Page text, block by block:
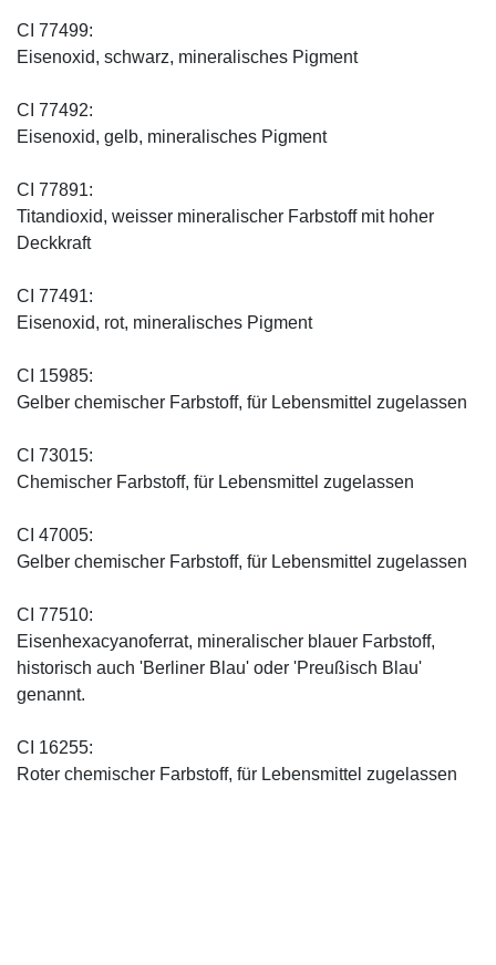
CI 77499:
Eisenoxid, schwarz, mineralisches Pigment
CI 77492:
Eisenoxid, gelb, mineralisches Pigment
CI 77891:
Titandioxid, weisser mineralischer Farbstoff mit hoher
Deckkraft
CI 77491:
Eisenoxid, rot, mineralisches Pigment
CI 15985:
Gelber chemischer Farbstoff, für Lebensmittel zugelassen
CI 73015:
Chemischer Farbstoff, für Lebensmittel zugelassen
CI 47005:
Gelber chemischer Farbstoff, für Lebensmittel zugelassen
CI 77510:
Eisenhexacyanoferrat, mineralischer blauer Farbstoff,
historisch auch 'Berliner Blau' oder 'Preußisch Blau'
genannt.
CI 16255:
Roter chemischer Farbstoff, für Lebensmittel zugelassen